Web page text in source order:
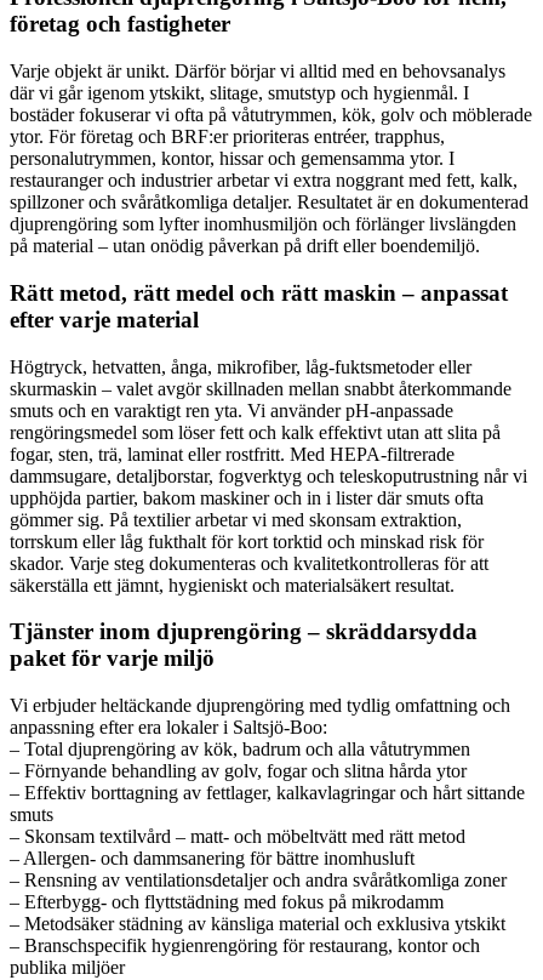
företag och fastigheter
Varje objekt är unikt. Därför börjar vi alltid med en behovsanalys
där vi går igenom ytskikt, slitage, smutstyp och hygienmål. I
bostäder fokuserar vi ofta på våtutrymmen, kök, golv och möblerade
ytor. För företag och BRF:er prioriteras entréer, trapphus,
personalutrymmen, kontor, hissar och gemensamma ytor. I
restauranger och industrier arbetar vi extra noggrant med fett, kalk,
spillzoner och svåråtkomliga detaljer. Resultatet är en dokumenterad
djuprengöring som lyfter inomhusmiljön och förlänger livslängden
på material – utan onödig påverkan på drift eller boendemiljö.
Rätt metod, rätt medel och rätt maskin – anpassat
efter varje material
Högtryck, hetvatten, ånga, mikrofiber, låg-fuktsmetoder eller
skurmaskin – valet avgör skillnaden mellan snabbt återkommande
smuts och en varaktigt ren yta. Vi använder pH-anpassade
rengöringsmedel som löser fett och kalk effektivt utan att slita på
fogar, sten, trä, laminat eller rostfritt. Med HEPA-filtrerade
dammsugare, detaljborstar, fogverktyg och teleskoputrustning når vi
upphöjda partier, bakom maskiner och in i lister där smuts ofta
gömmer sig. På textilier arbetar vi med skonsam extraktion,
torrskum eller låg fukthalt för kort torktid och minskad risk för
skador. Varje steg dokumenteras och kvalitetkontrolleras för att
säkerställa ett jämnt, hygieniskt och materialsäkert resultat.
Tjänster inom djuprengöring – skräddarsydda
paket för varje miljö
Vi erbjuder heltäckande djuprengöring med tydlig omfattning och
anpassning efter era lokaler i Saltsjö-Boo:
– Total djuprengöring av kök, badrum och alla våtutrymmen
– Förnyande behandling av golv, fogar och slitna hårda ytor
– Effektiv borttagning av fettlager, kalkavlagringar och hårt sittande
smuts
– Skonsam textilvård – matt- och möbeltvätt med rätt metod
– Allergen- och dammsanering för bättre inomhusluft
– Rensning av ventilationsdetaljer och andra svåråtkomliga zoner
– Efterbygg- och flyttstädning med fokus på mikrodamm
– Metodsäker städning av känsliga material och exklusiva ytskikt
– Branschspecifik hygienrengöring för restaurang, kontor och
publika miljöer